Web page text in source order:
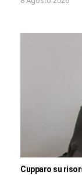
Cupparo su